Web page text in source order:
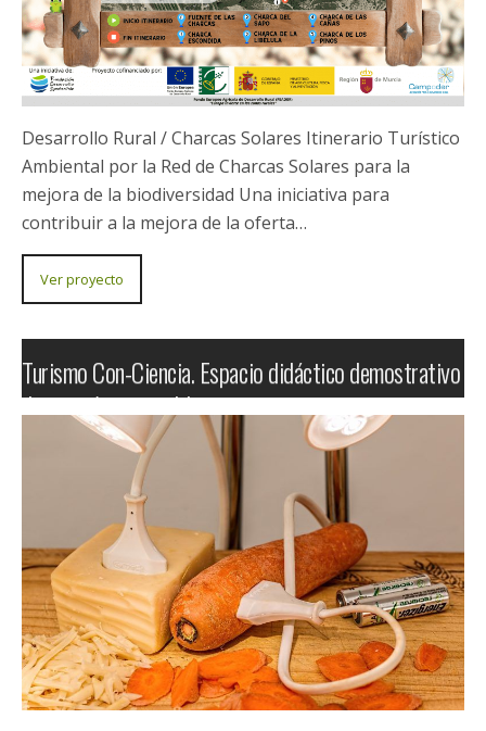
Desarrollo Rural / El Refugio del Búho EL REFUGIO
DEL BÚHO Un espacio didáctico referente a nivel
nacional e internacional en materia de divulgación de
los valores ambientales relacionados con…
Itinerario turístico ambiental por la red de charcas
solares para la mejora de la biodiversidad